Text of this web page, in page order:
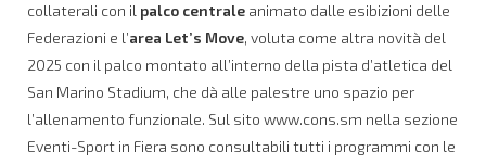
collaterali con il palco centrale animato dalle esibizioni delle
Federazioni e l’area Let’s Move, voluta come altra novità del
2025 con il palco montato all’interno della pista d’atletica del
San Marino Stadium, che dà alle palestre uno spazio per
l’allenamento funzionale. Sul sito www.cons.sm nella sezione
Eventi-Sport in Fiera sono consultabili tutti i programmi con le